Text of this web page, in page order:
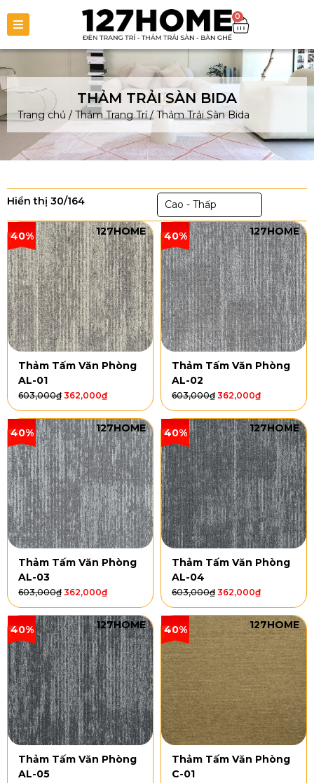
0
THẢM TRẢI SÀN BIDA
Trang chủ / Thảm Trang Trí/Thảm Trải Sàn Bida
Hiển thị 30/164 Cao - Thấp
40% 127HOME
Thảm Tấm Văn Phòng
AL-01
603,000₫ 362,000₫
40% 127HOME
Thảm Tấm Văn Phòng
AL-02
603,000₫ 362,000₫
40% 127HOME
Thảm Tấm Văn Phòng
AL-03
603,000₫ 362,000₫
40% 127HOME
Thảm Tấm Văn Phòng
AL-04
603,000₫ 362,000₫
40% 127HOME
Thảm Tấm Văn Phòng
AL-05
40% 127HOME
Thảm Tấm Văn Phòng
C-01